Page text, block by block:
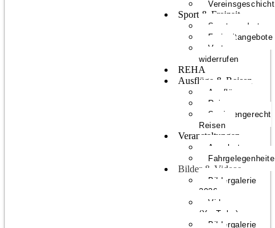
Sport & Freizeit
Sportangebote
Freizeitangebote
Vertrag
widerrufen
REHA
Ausflüge & Reisen
Ausflüge
Reisen
Seniorengerecht
Reisen
Veranstaltungen
Angebote
Bilder & Videos
Bildergalerie
2026
Videos
(YouTube)
Bildergalerie